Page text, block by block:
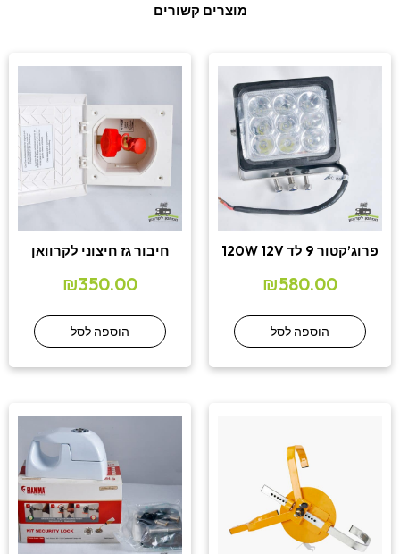
מוצרים קשורים
פרוג’קטור 9 לד 120W 12V
₪580.00
הוספה לסל
חיבור גז חיצוני לקרוואן
₪350.00
הוספה לסל